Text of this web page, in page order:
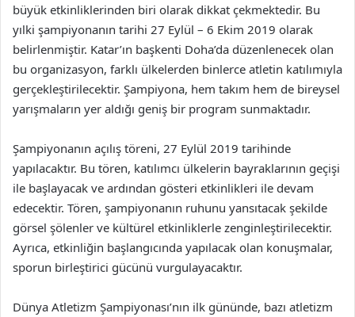
büyük etkinliklerinden biri olarak dikkat çekmektedir. Bu
yılki şampiyonanın tarihi 27 Eylül – 6 Ekim 2019 olarak
belirlenmiştir. Katar’ın başkenti Doha’da düzenlenecek olan
bu organizasyon, farklı ülkelerden binlerce atletin katılımıyla
gerçekleştirilecektir. Şampiyona, hem takım hem de bireysel
yarışmaların yer aldığı geniş bir program sunmaktadır.
Şampiyonanın açılış töreni, 27 Eylül 2019 tarihinde
yapılacaktır. Bu tören, katılımcı ülkelerin bayraklarının geçişi
ile başlayacak ve ardından gösteri etkinlikleri ile devam
edecektir. Tören, şampiyonanın ruhunu yansıtacak şekilde
görsel şölenler ve kültürel etkinliklerle zenginleştirilecektir.
Ayrıca, etkinliğin başlangıcında yapılacak olan konuşmalar,
sporun birleştirici gücünü vurgulayacaktır.
Dünya Atletizm Şampiyonası’nın ilk gününde, bazı atletizm